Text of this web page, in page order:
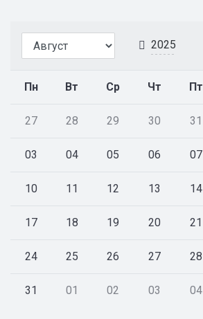
2025
Пн Вт Ср Чт Пт
27 28 29 30 31
03 04 05 06 07
10 11 12 13 14
17 18 19 20 21
24 25 26 27 28
31 01 02 03 04